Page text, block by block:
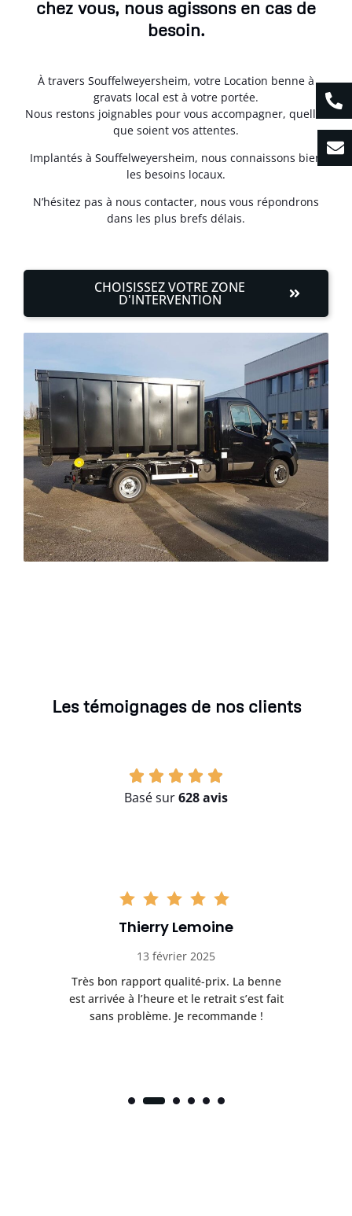
chez vous, nous agissons en cas de
besoin.
À travers Souffelweyersheim, votre Location benne à
gravats local est à votre portée.
Nous restons joignables pour vous accompagner, quelles
que soient vos attentes.
Implantés à Souffelweyersheim, nous connaissons bien
les besoins locaux.
N’hésitez pas à nous contacter, nous vous répondrons
dans les plus brefs délais.
CHOISISSEZ VOTRE ZONE
D'INTERVENTION
Les témoignages de nos clients
Basé sur628 avis
Thierry Lemoine
13 février 2025
Très bon rapport qualité-prix. La benne
est arrivée à l’heure et le retrait s’est fait
sans problème. Je recommande !